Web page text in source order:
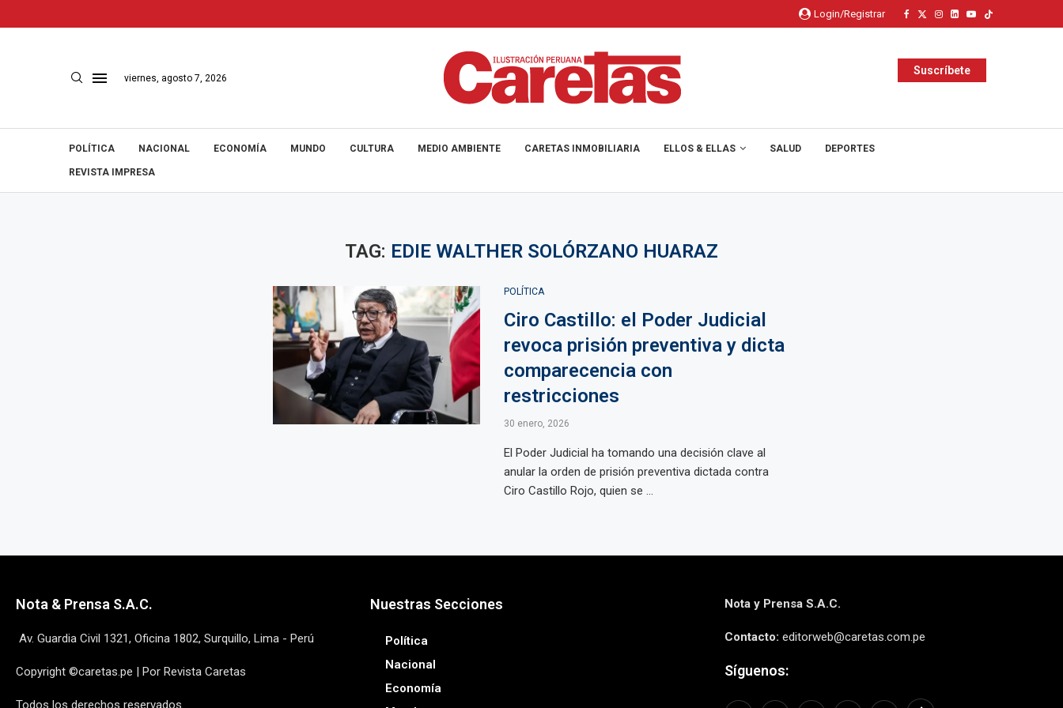
Login/Registrar
viernes, agosto 7, 2026
Suscríbete
POLÍTICA NACIONAL ECONOMÍA MUNDO CULTURA MEDIO AMBIENTE CARETAS INMOBILIARIA ELLOS & ELLAS SALUD DEPORTES
REVISTA IMPRESA
TAG: EDIE WALTHER SOLÓRZANO HUARAZ
POLÍTICA
Ciro Castillo: el Poder Judicial
revoca prisión preventiva y dicta
comparecencia con
restricciones
30 enero, 2026
El Poder Judicial ha tomando una decisión clave al
anular la orden de prisión preventiva dictada contra
Ciro Castillo Rojo, quien se ...
Nota & Prensa S.A.C.
Av. Guardia Civil 1321, Oficina 1802, Surquillo, Lima - Perú
Copyright ©caretas.pe | Por Revista Caretas
Todos los derechos reservados
Nuestras Secciones
Política
Nacional
Economía
Nota y Prensa S.A.C.
Contacto: editorweb@caretas.com.pe
Síguenos: